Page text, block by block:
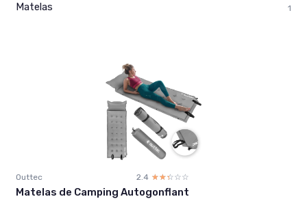
Matelas 1
Outtec 2.4 ☆☆☆☆☆
★★★★★
Matelas de Camping Autogonflant